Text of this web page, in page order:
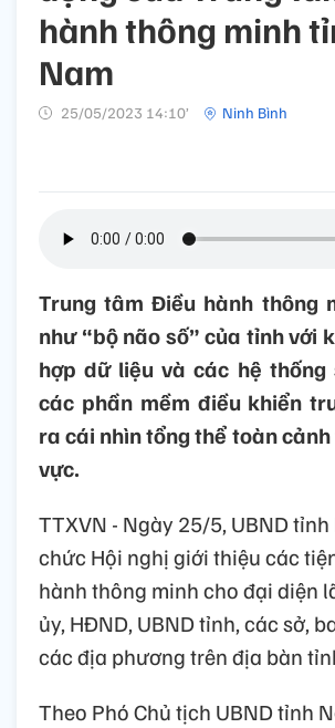
hành thông minh
Nam
25/05/2023 14:10’ Ninh Bình
Trung tâm Điều hành thông
như “bộ não số” của tỉnh với
hợp dữ liệu và các hệ thống
các phần mềm điều khiển
ra cái nhìn tổng thể toàn
vực.
TTXVN - Ngày 25/5, UBND
chức Hội nghị giới thiệu các
hành thông minh cho đại diện
ủy, HĐND, UBND tỉnh, các sở,
các địa phương trên địa bàn
Theo Phó Chủ tịch UBND tỉnh